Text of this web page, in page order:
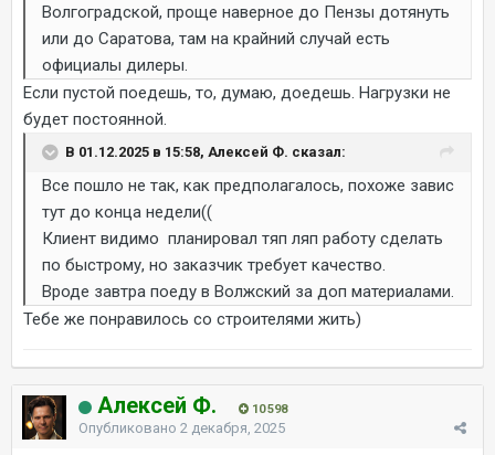
Волгоградской, проще наверное до Пензы дотянуть
или до Саратова, там на крайний случай есть
официалы дилеры.
Если пустой поедешь, то, думаю, доедешь. Нагрузки не
будет постоянной.
В 01.12.2025 в 15:58, Алексей Ф. сказал:
Все пошло не так, как предполагалось, похоже завис
тут до конца недели((
Клиент видимо планировал тяп ляп работу сделать
по быстрому, но заказчик требует качество.
Вроде завтра поеду в Волжский за доп материалами.
Тебе же понравилось со строителями жить)
Алексей Ф. 10 598
Опубликовано 2 декабря, 2025